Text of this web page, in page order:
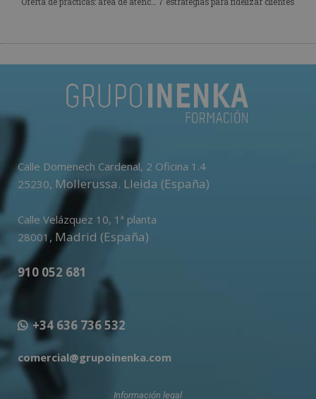
Calle Domenech Cardenal, 2 Oficina 1.4
25230, Mollerussa. Lleida (España)
Calle Velázquez 10, 1ª planta
28001, Madrid (España)
910 052 681
+34 636 736 532
comercial@grupoinenka.com
Información legal